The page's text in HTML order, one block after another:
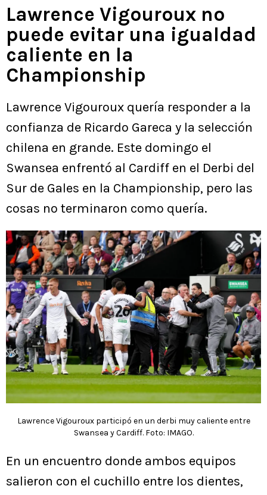
Lawrence Vigouroux no
puede evitar una igualdad
caliente en la
Championship
Lawrence Vigouroux quería responder a la
confianza de Ricardo Gareca y la selección
chilena en grande. Este domingo el
Swansea enfrentó al Cardiff en el Derbi del
Sur de Gales en la Championship, pero las
cosas no terminaron como quería.
Lawrence Vigouroux participó en un derbi muy caliente entre
Swansea y Cardiff. Foto: IMAGO.
En un encuentro donde ambos equipos
salieron con el cuchillo entre los dientes,